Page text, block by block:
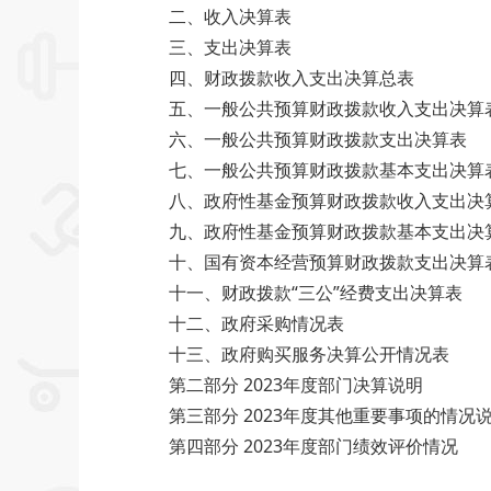
二、收入决算表
三、支出决算表
四、财政拨款收入支出决算总表
五、一般公共预算财政拨款收入支出决算
六、一般公共预算财政拨款支出决算表
七、一般公共预算财政拨款基本支出决算
八、政府性基金预算财政拨款收入支出决
九、政府性基金预算财政拨款基本支出决
十、国有资本经营预算财政拨款支出决算
十一、财政拨款“三公”经费支出决算表
十二、政府采购情况表
十三、政府购买服务决算公开情况表
第二部分 2023年度部门决算说明
第三部分 2023年度其他重要事项的情况
第四部分 2023年度部门绩效评价情况